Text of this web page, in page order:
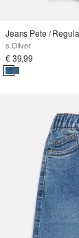
Jeans Pete /
s.Oliver
€ 39,99